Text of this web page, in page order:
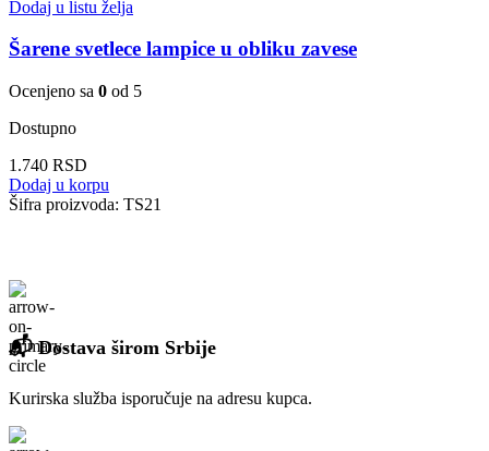
Dodaj u listu želja
Šarene svetlece lampice u obliku zavese
Ocenjeno sa 0 od 5
Dostupno
1.740 RSD
Dodaj u korpu
Šifra proizvoda: TS21
📬 Dostava širom Srbije
Kurirska služba isporučuje na adresu kupca.